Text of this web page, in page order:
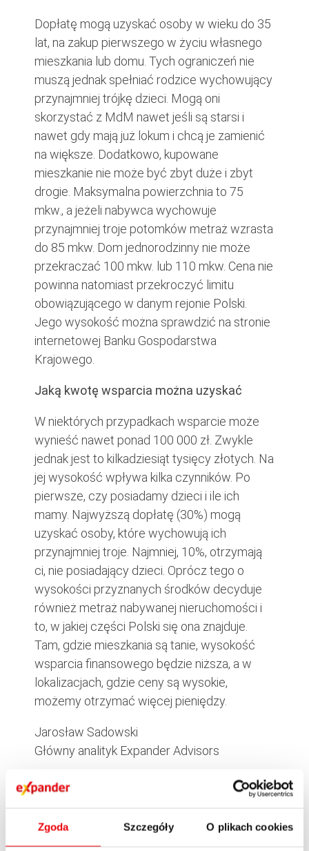
Zgoda Szczegóły O plikach cookies
Dopłatę mogą uzyskać osoby w wieku do 35
lat, na zakup pierwszego w życiu własnego
mieszkania lub domu. Tych ograniczeń nie
muszą jednak spełniać rodzice wychowujący
przynajmniej trójkę dzieci. Mogą oni
skorzystać z MdM nawet jeśli są starsi i
nawet gdy mają już lokum i chcą je zamienić
na większe. Dodatkowo, kupowane
mieszkanie nie może być zbyt duże i zbyt
drogie. Maksymalna powierzchnia to 75
mkw., a jeżeli nabywca wychowuje
przynajmniej troje potomków metraż wzrasta
do 85 mkw. Dom jednorodzinny nie może
przekraczać 100 mkw. lub 110 mkw. Cena nie
powinna natomiast przekroczyć limitu
obowiązującego w danym rejonie Polski.
Jego wysokość można sprawdzić na stronie
internetowej Banku Gospodarstwa
Krajowego.
Jaką kwotę wsparcia można uzyskać
W niektórych przypadkach wsparcie może
wynieść nawet ponad 100 000 zł. Zwykle
jednak jest to kilkadziesiąt tysięcy złotych. Na
jej wysokość wpływa kilka czynników. Po
pierwsze, czy posiadamy dzieci i ile ich
mamy. Najwyższą dopłatę (30%) mogą
uzyskać osoby, które wychowują ich
przynajmniej troje. Najmniej, 10%, otrzymają
ci, nie posiadający dzieci. Oprócz tego o
wysokości przyznanych środków decyduje
również metraż nabywanej nieruchomości i
to, w jakiej części Polski się ona znajduje.
Tam, gdzie mieszkania są tanie, wysokość
wsparcia finansowego będzie niższa, a w
lokalizacjach, gdzie ceny są wysokie,
możemy otrzymać więcej pieniędzy.
Jarosław Sadowski
Główny analityk Expander Advisors